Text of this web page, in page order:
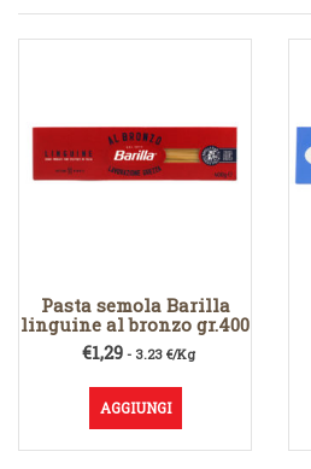
Pasta semola Barilla
linguine al bronzo gr.400
€1,29- 3.23 €/Kg
AGGIUNGI